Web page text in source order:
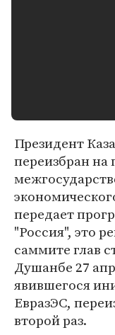
Президент
переизбран на
передает
"Россия", это
саммите глав
Душанбе 27
явившегося
ЕвразЭС,
второй раз.